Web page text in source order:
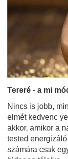
Tereré - a mi
Nincs is jobb,
elmét kedvenc
tested
számára csak
hidegen tálalva.
Bővebben